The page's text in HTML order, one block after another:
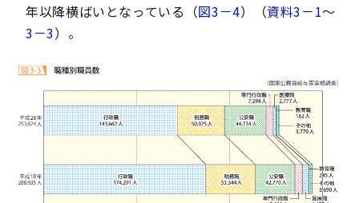
年以降横ばいとなっている（図3－4）（資料3－1～
3－3）。